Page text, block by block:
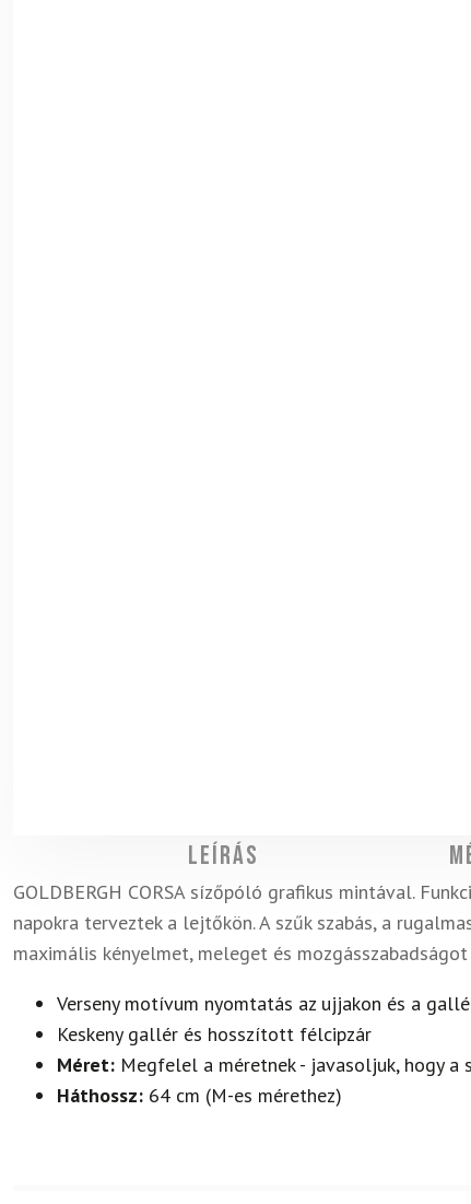
Leírás
GOLDBERGH CORSA sízőpóló grafikus mintával.
napokra terveztek a lejtőkön. A szűk szabás, a
maximális kényelmet, meleget és
Verseny motívum nyomtatás az ujjakon és a
Keskeny gallér és hosszított félcipzár
Méret: Megfelel a méretnek - javasoljuk, hogy a
Háthossz: 64 cm (M-es mérethez)